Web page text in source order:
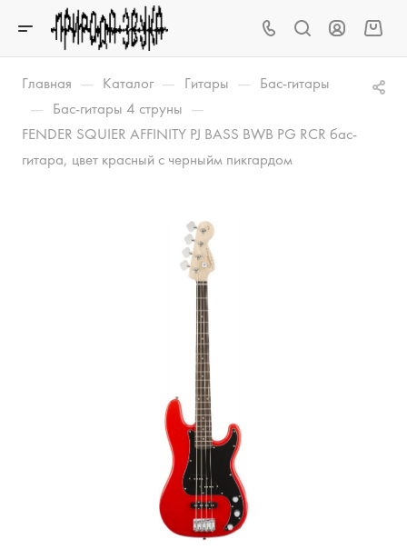
Главная — Каталог — Гитары — Бас-гитары
— Бас-гитары 4 струны —
FENDER SQUIER AFFINITY PJ BASS BWB PG RCR бас-
гитара, цвет красный с черныйм пикгардом